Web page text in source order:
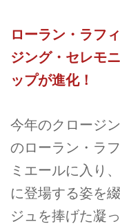
ローラン・ラフ
ジング・セレモ
ップが進化！
今年のクロージ
のローラン・ラ
ミエールに入り
に登場する姿を
ジュを捧げた凝